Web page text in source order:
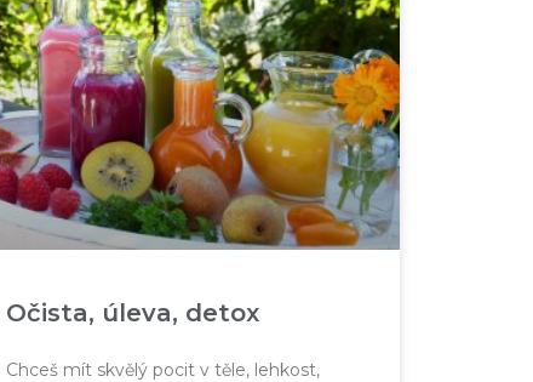
Očista, úleva, detox
Chceš mít skvělý pocit v těle, lehkost,